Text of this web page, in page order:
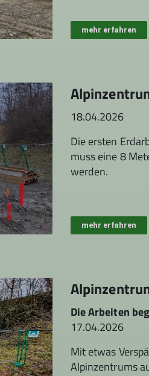
mehr erfahren
18.04.2026
Die ersten
muss eine 8
werden.
mehr erfahren
Die Arbeiten
17.04.2026
Mit etwas
Alpinzentrums